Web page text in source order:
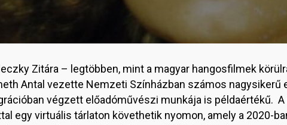
Zitára – legtöbben, mint a magyar hangosfilmek
Antal vezette Nemzeti Színházban számos nagysikerű
végzett előadóművészi munkája is példaértékű.
egy virtuális tárlaton követhetik nyomon, amely a 2020-